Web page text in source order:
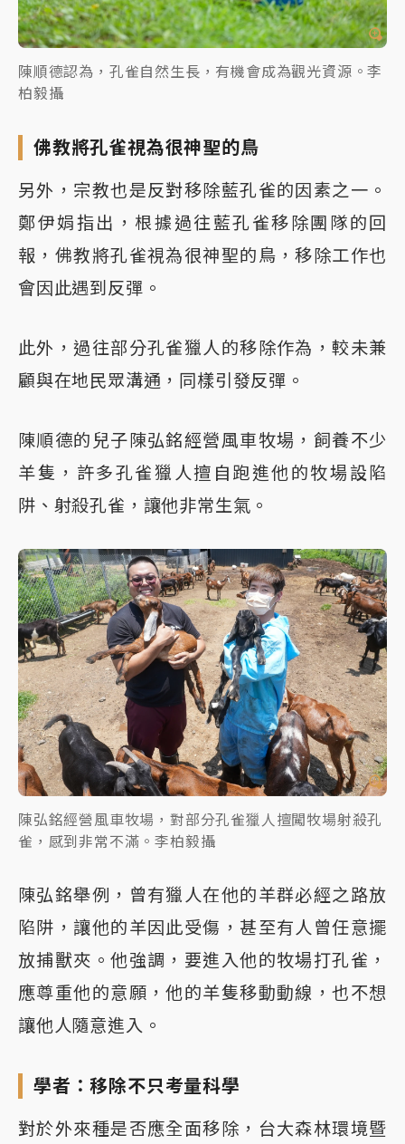
陳順德認為，孔雀自然生長，有機會成為觀光資源。李
柏毅攝
佛教將孔雀視為很神聖的鳥
另外，宗教也是反對移除藍孔雀的因素之一。
鄭伊娟指出，根據過往藍孔雀移除團隊的回
報，佛教將孔雀視為很神聖的鳥，移除工作也
會因此遇到反彈。
此外，過往部分孔雀獵人的移除作為，較未兼
顧與在地民眾溝通，同樣引發反彈。
陳順德的兒子陳弘銘經營風車牧場，飼養不少
羊隻，許多孔雀獵人擅自跑進他的牧場設陷
阱、射殺孔雀，讓他非常生氣。
陳弘銘經營風車牧場，對部分孔雀獵人擅闖牧場射殺孔
雀，感到非常不滿。李柏毅攝
陳弘銘舉例，曾有獵人在他的羊群必經之路放
陷阱，讓他的羊因此受傷，甚至有人曾任意擺
放捕獸夾。他強調，要進入他的牧場打孔雀，
應尊重他的意願，他的羊隻移動動線，也不想
讓他人隨意進入。
學者：移除不只考量科學
對於外來種是否應全面移除，台大森林環境暨